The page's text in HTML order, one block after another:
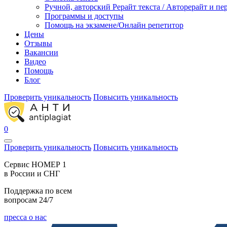
Ручной, авторский Рерайт текста / Авторерайт и
Программы и доступы
Помощь на экзамене/Онлайн репетитор
Цены
Отзывы
Вакансии
Видео
Помощь
Блог
Проверить уникальность Повысить уникальность
0
Проверить уникальность Повысить уникальность
Cервис НОМЕР 1
в России и СНГ
Поддержка по всем
вопросам 24/7
пресса о нас